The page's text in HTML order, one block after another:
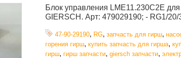
Блок управления LME11.230C2E
GIERSCH. Арт: 479029190; - RG1/20/
47-90-29190, RG, запчасть для гирш,
горения гирш, купить запчасть для гирша,
гирш, гирш запчасти, giersch запчасти,